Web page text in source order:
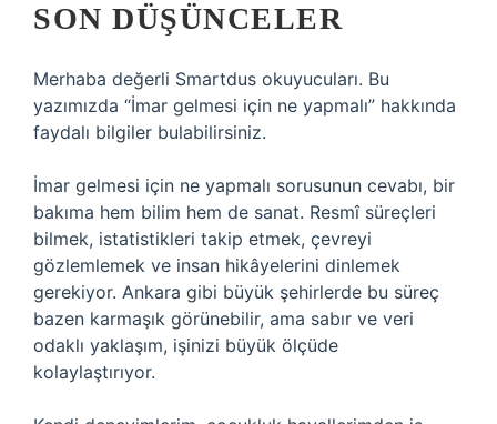
SON DÜŞÜNCELER
Merhaba değerli Smartdus okuyucuları. Bu
yazımızda “İmar gelmesi için ne yapmalı” hakkında
faydalı bilgiler bulabilirsiniz.
İmar gelmesi için ne yapmalı sorusunun cevabı, bir
bakıma hem bilim hem de sanat. Resmî süreçleri
bilmek, istatistikleri takip etmek, çevreyi
gözlemlemek ve insan hikâyelerini dinlemek
gerekiyor. Ankara gibi büyük şehirlerde bu süreç
bazen karmaşık görünebilir, ama sabır ve veri
odaklı yaklaşım, işinizi büyük ölçüde
kolaylaştırıyor.